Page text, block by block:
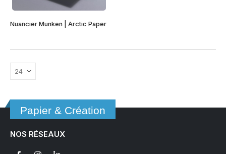
produit
plusieurs
Les
options
choisies
la
page
Nuancier Munken | Arctic Paper
Papier & Création
NOS RÉSEAUX